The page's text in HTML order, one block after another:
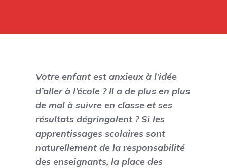
Votre enfant est anxieux à l’idée
d’aller à l’école ? Il a de plus en plus
de mal à suivre en classe et ses
résultats dégringolent ? Si les
apprentissages scolaires sont
naturellement de la responsabilité
des enseignants, la place des